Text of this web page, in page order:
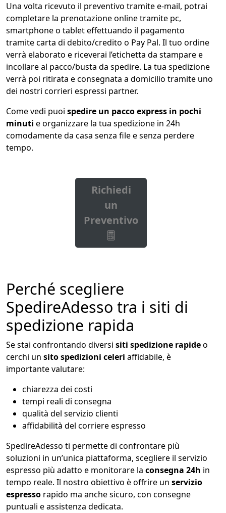
Una volta ricevuto il preventivo tramite e-mail, potrai
completare la prenotazione online tramite pc,
smartphone o tablet effettuando il pagamento
tramite carta di debito/credito o Pay Pal. Il tuo ordine
verrà elaborato e riceverai l’etichetta da stampare e
incollare al pacco/busta da spedire. La tua spedizione
verrà poi ritirata e consegnata a domicilio tramite uno
dei nostri corrieri espressi partner.
Come vedi puoi spedire un pacco express in pochi
minuti e organizzare la tua spedizione in 24h
comodamente da casa senza file e senza perdere
tempo.
Richiedi
un
Preventivo
Perché scegliere
SpedireAdesso tra i siti di
spedizione rapida
Se stai confrontando diversi siti spedizione rapideo
cerchi un sito spedizioni celeri affidabile, è
importante valutare:
chiarezza dei costi
tempi reali di consegna
qualità del servizio clienti
affidabilità del corriere espresso
SpedireAdesso ti permette di confrontare più
soluzioni in un’unica piattaforma, scegliere il servizio
espresso più adatto e monitorare la consegna 24h in
tempo reale. Il nostro obiettivo è offrire un servizio
espresso rapido ma anche sicuro, con consegne
puntuali e assistenza dedicata.